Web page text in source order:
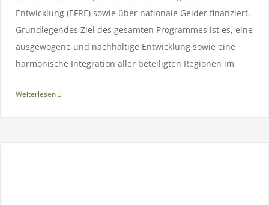
Entwicklung (EFRE) sowie über nationale Gelder finanziert.
Grundlegendes Ziel des gesamten Programmes ist es, eine
ausgewogene und nachhaltige Entwicklung sowie eine
harmonische Integration aller beteiligten Regionen im
Weiterlesen
78. Landesalmwandertag – Bildimpressionen